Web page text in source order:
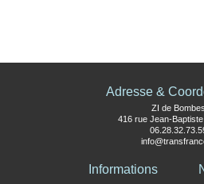
Adresse &
ZI de Bombes
416 rue Jean-
Informations